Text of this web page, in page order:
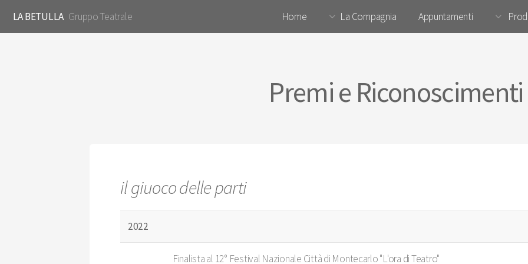
LA BETULLAGruppo Teatrale Home La Compagnia Appuntamenti
Premi e Riconoscimenti
il giuoco delle parti
2022
Finalista al 12° Festival Nazionale Città di Montecarlo "L'ora di Teatro"